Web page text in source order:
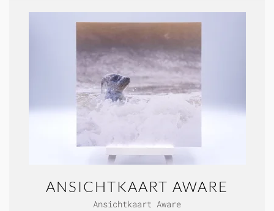
ANSICHTKAART AWARE
Ansichtkaart Aware